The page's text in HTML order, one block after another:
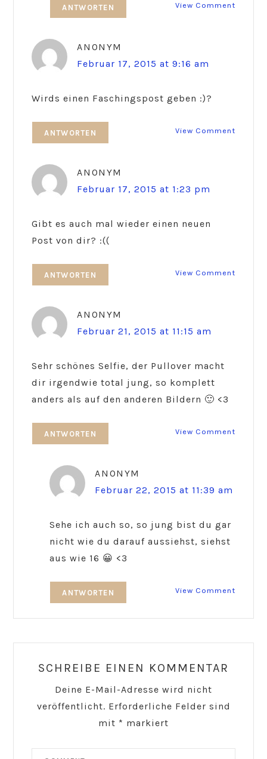
View Comment
ANTWORTEN
ANONYM
Februar 17, 2015 at 9:16 am
Wirds einen Faschingspost geben :)?
View Comment
ANTWORTEN
ANONYM
Februar 17, 2015 at 1:23 pm
Gibt es auch mal wieder einen neuen
Post von dir? :((
View Comment
ANTWORTEN
ANONYM
Februar 21, 2015 at 11:15 am
Sehr schönes Selfie, der Pullover macht
dir irgendwie total jung, so komplett
anders als auf den anderen Bildern 🙂 <3
View Comment
ANTWORTEN
ANONYM
Februar 22, 2015 at 11:39 am
Sehe ich auch so, so jung bist du gar
nicht wie du darauf aussiehst, siehst
aus wie 16 😀 <3
View Comment
ANTWORTEN
SCHREIBE EINEN KOMMENTAR
Deine E-Mail-Adresse wird nicht
veröffentlicht. Erforderliche Felder sind
mit * markiert